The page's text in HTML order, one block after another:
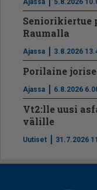
Seniorikiertue
Raumalla
Ajassa 3.8.2026
Porilaine
Ajassa 6.8.2026
Vt2:lle uusi
välille
Uutiset 31.7.2026